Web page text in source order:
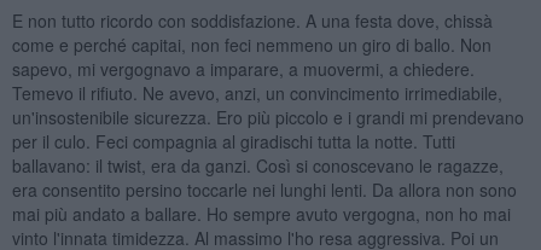
E non tutto ricordo con soddisfazione. A una festa dove, chissà
come e perché capitai, non feci nemmeno un giro di ballo. Non
sapevo, mi vergognavo a imparare, a muovermi, a chiedere.
Temevo il rifiuto. Ne avevo, anzi, un convincimento irrimediabile,
un'insostenibile sicurezza. Ero più piccolo e i grandi mi prendevano
per il culo. Feci compagnia al giradischi tutta la notte. Tutti
ballavano: il twist, era da ganzi. Così si conoscevano le ragazze,
era consentito persino toccarle nei lunghi lenti. Da allora non sono
mai più andato a ballare. Ho sempre avuto vergogna, non ho mai
vinto l'innata timidezza. Al massimo l'ho resa aggressiva. Poi un